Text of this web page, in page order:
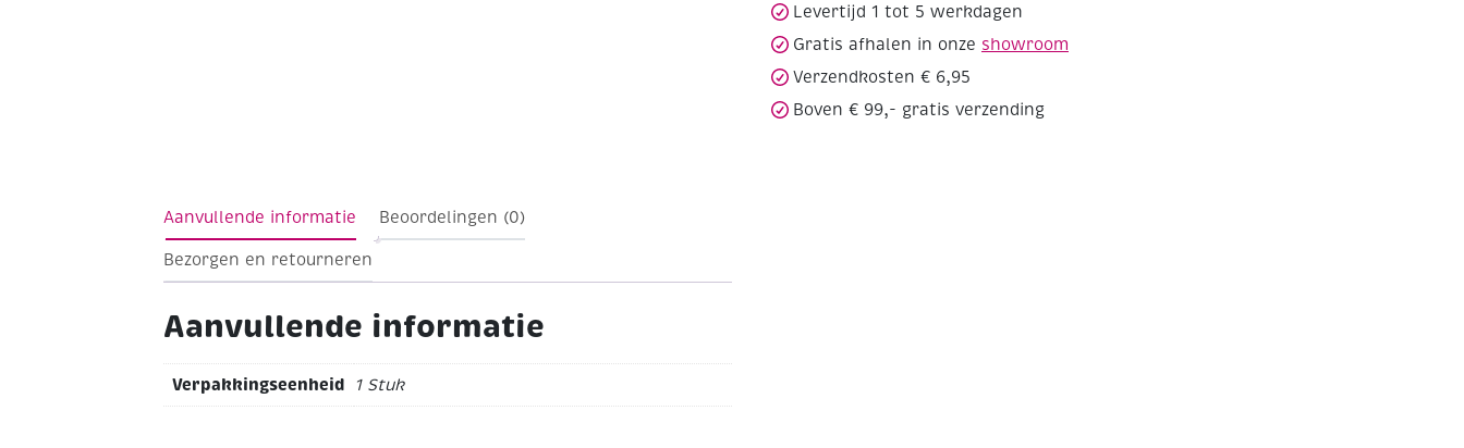
Levertijd 1 tot 5 werkdagen
Gratis afhalen in onze showroom
Verzendkosten € 6,95
Boven € 99,- gratis verzending
Aanvullende informatie Beoordelingen (0)
Bezorgen en retourneren
Aanvullende informatie
Verpakkingseenheid 1 Stuk